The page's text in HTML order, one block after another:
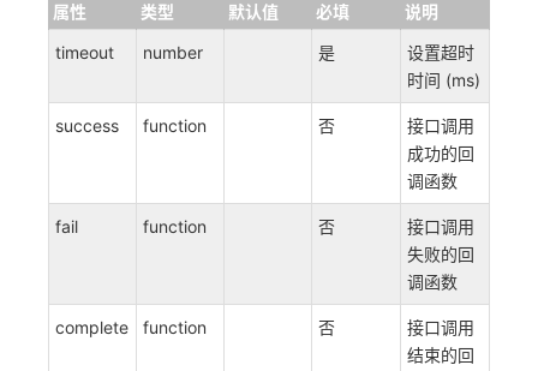
属性 类型 默认值 必填
说明
timeout
number 是
设置超时
时间 (ms)
success function 否
接口调用
成功的回
调函数
fail function 否
接口调用
失败的回
调函数
complete function 否
接口调用
结束的回